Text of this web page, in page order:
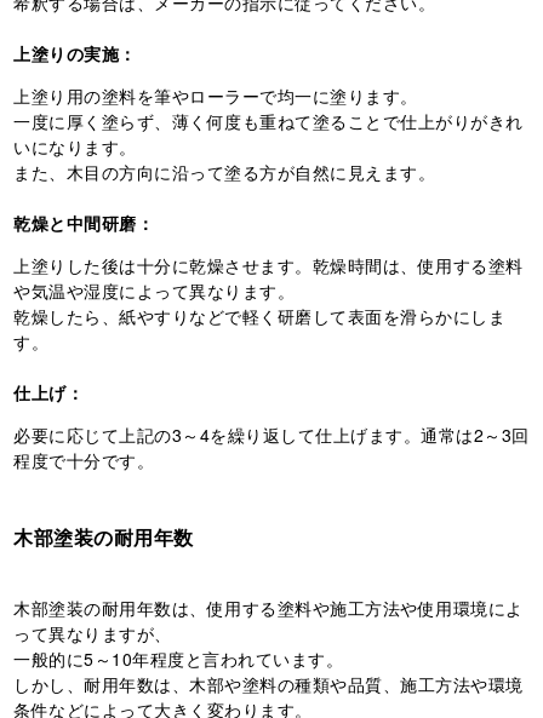
上塗りの実施：
上塗り用の塗料を筆やローラーで均一に塗ります。
一度に厚く塗らず、薄く何度も重ねて塗ることで仕上がりがきれ
いになります。
また、木目の方向に沿って塗る方が自然に見えます。
乾燥と中間研磨：
上塗りした後は十分に乾燥させます。乾燥時間は、使用する塗料
や気温や湿度によって異なります。
乾燥したら、紙やすりなどで軽く研磨して表面を滑らかにしま
す。
仕上げ：
必要に応じて上記の3～4を繰り返して仕上げます。通常は2～3回
程度で十分です。
木部塗装の耐用年数
木部塗装の耐用年数は、使用する塗料や施工方法や使用環境によ
って異なりますが、
一般的に5～10年程度と言われています。
しかし、耐用年数は、木部や塗料の種類や品質、施工方法や環境
条件などによって大きく変わります。